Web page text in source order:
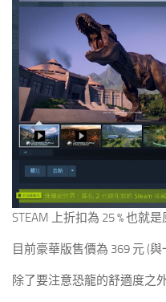
STEAM 上折扣為 25 % 也就
目前豪華版售價為 369 元 (
除了要注意恐龍的舒適度之